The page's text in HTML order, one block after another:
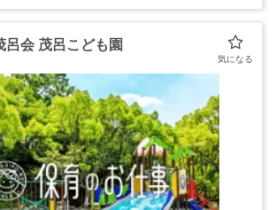
呂会 茂呂こども園